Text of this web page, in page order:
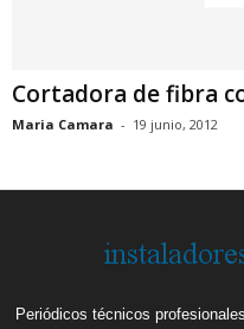
Cortadora de fibra
Maria Camara - 19 junio, 2012
Periódicos técnicos